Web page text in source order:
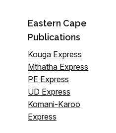
Eastern Cape
Publications
Kouga Express
Mthatha Express
PE Express
UD Express
Komani-Karoo
Express